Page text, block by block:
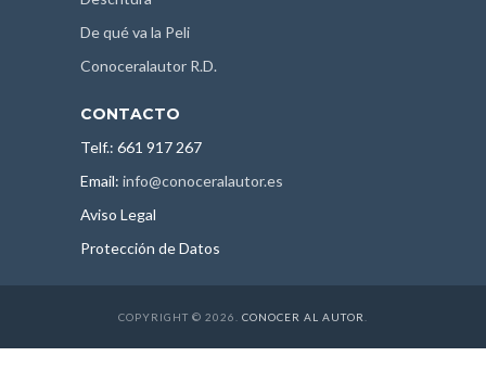
De qué va la Peli
Conoceralautor R.D.
CONTACTO
Telf.: 661 917 267
Email: info@conoceralautor.es
Aviso Legal
Protección de Datos
COPYRIGHT © 2026. CONOCER AL AUTOR